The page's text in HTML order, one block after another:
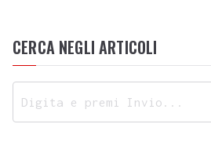
CERCA NEGLI ARTICOLI